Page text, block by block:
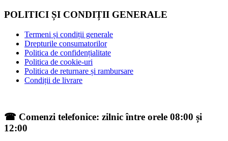
POLITICI ȘI CONDIȚII GENERALE
Termeni și condiții generale
Drepturile consumatorilor
Politica de confidențialitate
Politica de cookie-uri
Politica de returnare și rambursare
Condiții de livrare
☎ Comenzi telefonice: zilnic între orele 08:00 și
12:00